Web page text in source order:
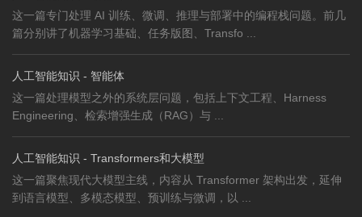
这一篇专门处理 AI 训练、微调、推理与部署中的编程栈问题。前几
篇分别讲了机器学习基础、任务版图、Transfo ...
人工智能知识 - 智能体
这一篇处理模型之外的系统层问题，包括上下文工程、Harness
Engineering、检索增强生成（RAG）与 ...
人工智能知识 - Transformers和大模型
这一篇聚焦现代大模型主线，内容从 Transformer 架构出发，延伸
到语言模型、多模态模型、预训练与微调，以 ...